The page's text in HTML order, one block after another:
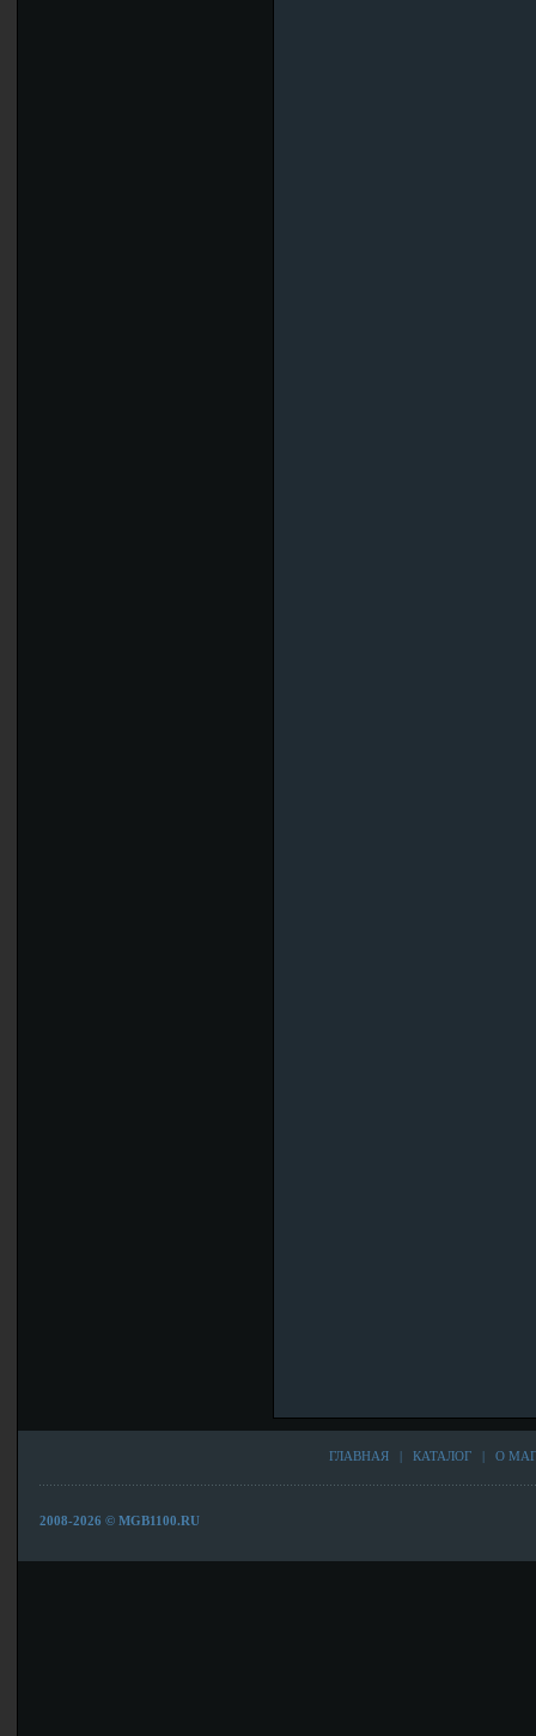
ГЛАВНАЯ| КАТАЛОГ| О
2008-2026 © MGB1100.RU